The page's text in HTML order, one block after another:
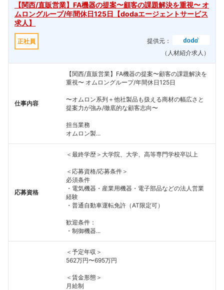
フォローしました
【関西/直販営業】FA機器の提案〜顧客の課題解決を重視〜 オ
ムロングループ/年間休日125日【dodaエージェントサービス
求人】
正社員
提供元：
（人材紹介求人）
仕事内容
【関西/直販営業】FA機器の提案〜顧客の課題解決を
重視〜 オムロングループ/年間休日125日
〜オムロン系列＋他社製品も扱える商材の幅広さと
提案力が強み/徹底的な顧客志向〜
担当業務
オムロン製...
応募資格
＜最終学歴＞大学院、大学、高等専門学校卒以上
＜応募資格/応募条件＞
必須条件
・電気機器・産業用機器・電子部品などの法人営業
経験
・普通自動車運転免許（AT限定可）
歓迎条件：
・制御機器...
＜予定年収＞
562万円〜695万円
＜賃金形態＞
月給制